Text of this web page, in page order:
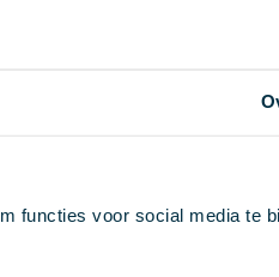
functies voor social media te
cm